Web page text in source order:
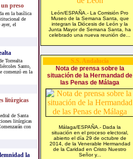
preso
en la basílica
de
el
Torrealta
Santo,
comenzó en la
litúrgicas
de Santa
litúrgicas
con
la
León/ESPAÑA.- La Comisión Pro
Museo de la Semana Santa, que
integran la Diócesis de León y la
Junta Mayor de Semana Santa, ha
celebrado una nueva reunión de...
S.S. Andalucía
Nota de prensa sobre la
situación de la Hermandad de
las Penas de Málaga
Málaga/ESPAÑA.- Dada la
situación en el proceso electoral,
abierto el día 29 de octubre de
2014, de la Venerable Hermandad
de la Caridad en Cristo Nuestro
Señor y...